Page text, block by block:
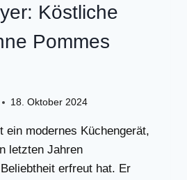
Köstliche
Pommes
18. Oktober 2024
ein modernes Küchengerät,
letzten Jahren
erfreut hat. Er